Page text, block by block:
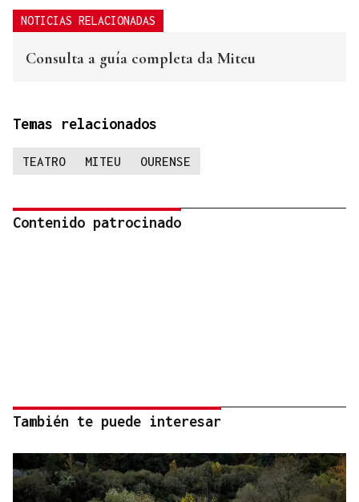
NOTICIAS RELACIONADAS
Consulta a guía completa da Miteu
Temas relacionados
TEATRO MITEU OURENSE
Contenido patrocinado
También te puede interesar